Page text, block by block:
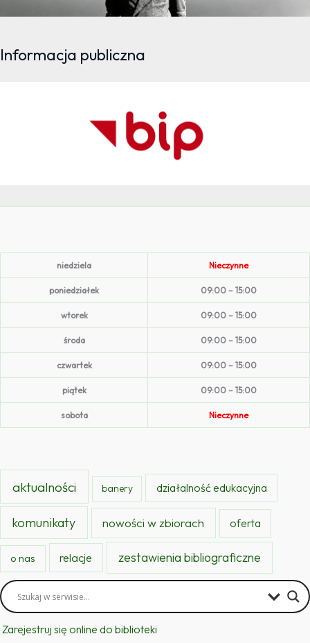
Informacja publiczna
niedziela Nieczynne
poniedziałek 09:00 – 15:00
wtorek 09:00 – 15:00
środa 09:00 – 15:00
czwartek 09:00 – 15:00
piątek 09:00 – 15:00
sobota Nieczynne
aktualności banery działalność edukacyjna
komunikaty nowości w zbiorach oferta
o nas relacje zestawienia bibliograficzne
Zarejestruj się online do biblioteki